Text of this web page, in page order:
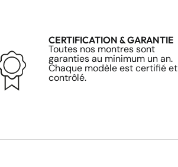
CERTIFICATION & GARANTIE
Toutes nos montres sont
garanties au minimum un an.
Chaque modèle est certifié et
contrôlé.